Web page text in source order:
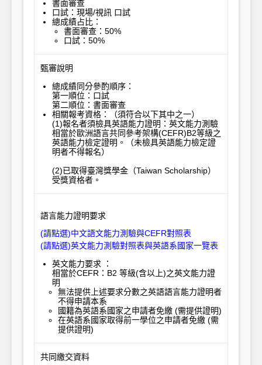
書面審查
口試： 現場/視訊 口試
總成績占比 ：
書面審查：50%
口試：50%
甄審說明
總成績同分參酌順序 ：
第一順位 ： 口試
第二順位 ： 書面審查
相關報考資格：（須符合以下其中之一）
(1)報名者須檢具英語能力證明：英文能力測驗
相當於歐洲語言共同參考架構(CEFR)B2等級之
英語能力檢定證明。（未檢具英語能力檢定證
明者不得報名）
(2)已取得臺灣獎學金（Taiwan Scholarship）
受獎資格者。
語言能力證明要求
(請點選)中文語文能力測驗與CEFR對照表
(請點選)英文能力測驗對照表與英語系國家一覽表
英文能力要求 ：
相當於CEFR：B2 等級(含以上)之英文能力證
明
無法提供上述要求分數之英語語言能力證明者
不得申請本系
國籍為英語系國家之申請者免繳 (需提供證明)
在英語系國家取得前一學位之申請者免繳 (需
提供證明)
共同繳交資料